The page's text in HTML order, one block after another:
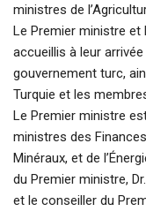
ministres de
Le Premier ministre et
accueillis à leur
gouvernement turc,
Turquie et les
Le Premier ministre
ministres des
Minéraux, et de
du Premier ministre,
et le conseiller du